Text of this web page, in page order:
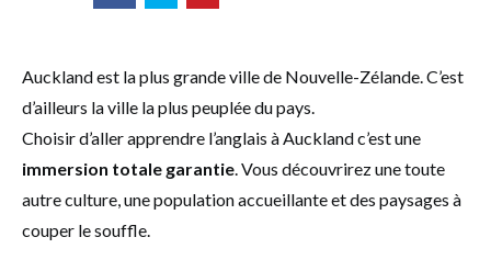
Auckland est la plus grande ville de Nouvelle-Zélande. C’est
d’ailleurs la ville la plus peuplée du pays.
Choisir d’aller apprendre l’anglais à Auckland c’est une
immersion totale garantie. Vous découvrirez une toute
autre culture, une population accueillante et des paysages à
couper le souffle.